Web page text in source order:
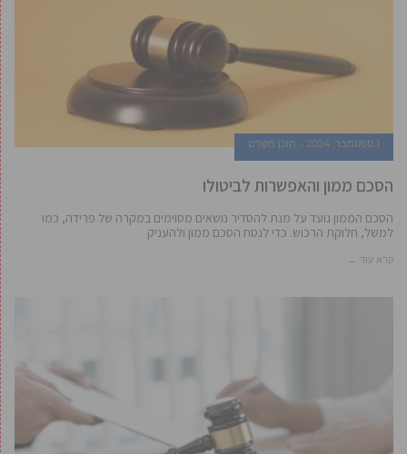
1 ספטמבר, 2024 תוכן מקודם
הסכם ממון והאפשרות לביטולו
הסכם הממון נועד על מנת להסדיר נושאים מסוימים במקרה של פרידה, כמו
למשל, חלוקת הרכוש. כדי לנסח הסכם ממון ולהעניק
קרא עוד ←